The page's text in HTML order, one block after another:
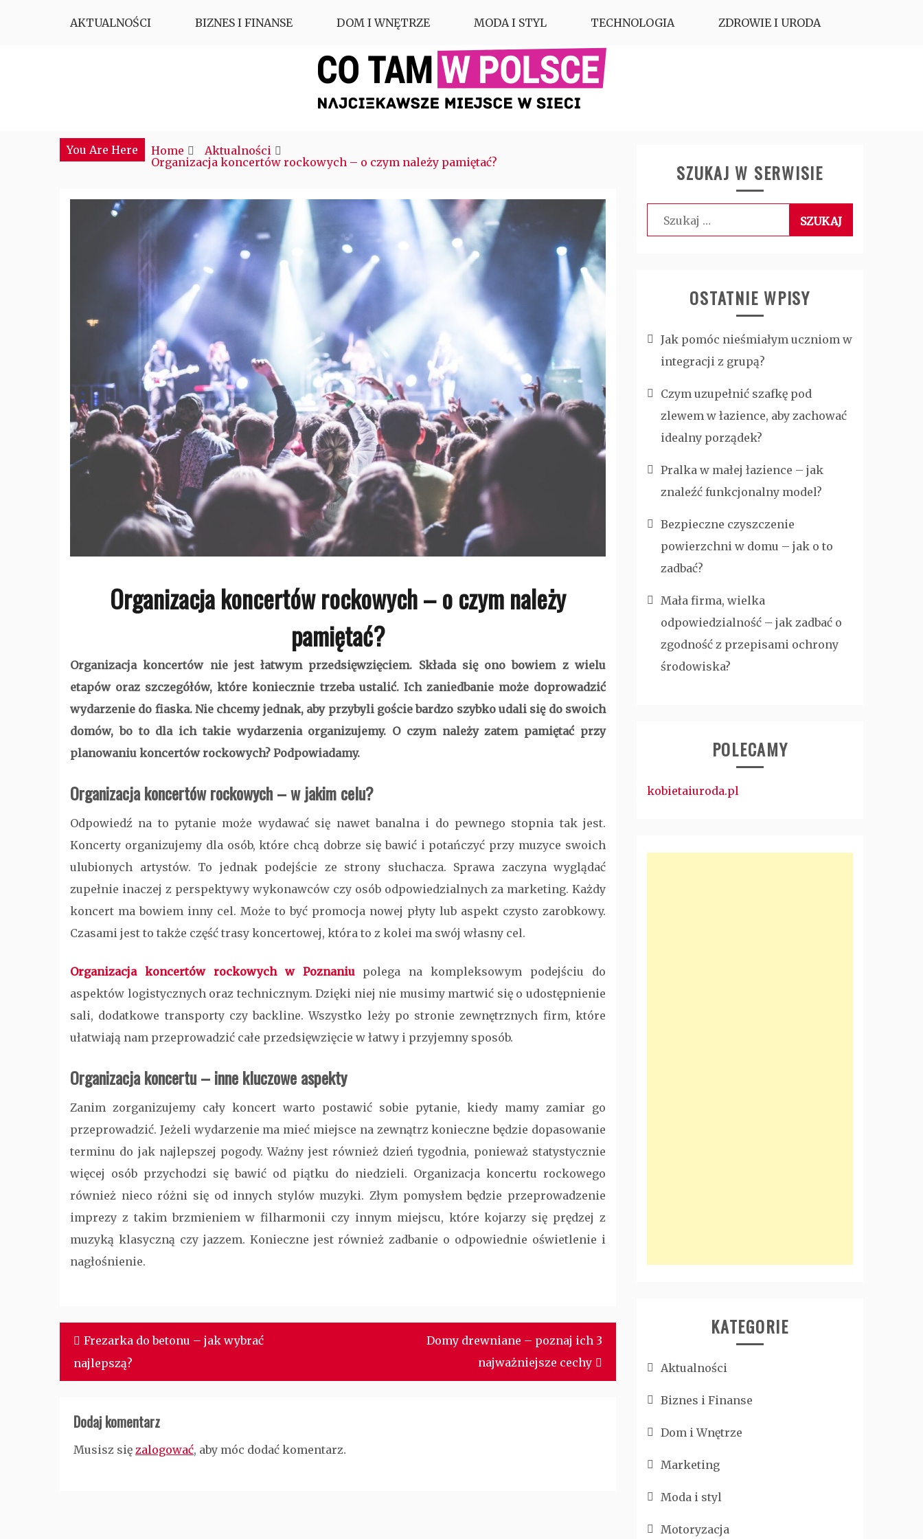
AKTUALNOŚCI BIZNES I FINANSE DOM I WNĘTRZE MODA I STYL TECHNOLOGIA ZDROWIE I URODA
CTM POLONIA
You Are Here
Home
Aktualności
Organizacja koncertów rockowych – o czym należy pamiętać?
Organizacja koncertów rockowych – o czym należy
pamiętać?
Organizacja koncertów nie jest łatwym przedsięwzięciem. Składa się ono bowiem z wielu
etapów oraz szczegółów, które koniecznie trzeba ustalić. Ich zaniedbanie może doprowadzić
wydarzenie do fiaska. Nie chcemy jednak, aby przybyli goście bardzo szybko udali się do swoich
domów, bo to dla ich takie wydarzenia organizujemy. O czym należy zatem pamiętać przy
planowaniu koncertów rockowych? Podpowiadamy.
Organizacja koncertów rockowych – w jakim celu?
Odpowiedź na to pytanie może wydawać się nawet banalna i do pewnego stopnia tak jest.
Koncerty organizujemy dla osób, które chcą dobrze się bawić i potańczyć przy muzyce swoich
ulubionych artystów. To jednak podejście ze strony słuchacza. Sprawa zaczyna wyglądać
zupełnie inaczej z perspektywy wykonawców czy osób odpowiedzialnych za marketing. Każdy
koncert ma bowiem inny cel. Może to być promocja nowej płyty lub aspekt czysto zarobkowy.
Czasami jest to także część trasy koncertowej, która to z kolei ma swój własny cel.
Organizacja koncertów rockowych w Poznaniupolega na kompleksowym podejściu do
aspektów logistycznych oraz technicznym. Dzięki niej nie musimy martwić się o udostępnienie
sali, dodatkowe transporty czy backline. Wszystko leży po stronie zewnętrznych firm, które
ułatwiają nam przeprowadzić całe przedsięwzięcie w łatwy i przyjemny sposób.
Organizacja koncertu – inne kluczowe aspekty
Zanim zorganizujemy cały koncert warto postawić sobie pytanie, kiedy mamy zamiar go
przeprowadzić. Jeżeli wydarzenie ma mieć miejsce na zewnątrz konieczne będzie dopasowanie
terminu do jak najlepszej pogody. Ważny jest również dzień tygodnia, ponieważ statystycznie
więcej osób przychodzi się bawić od piątku do niedzieli. Organizacja koncertu rockowego
również nieco różni się od innych stylów muzyki. Złym pomysłem będzie przeprowadzenie
imprezy z takim brzmieniem w filharmonii czy innym miejscu, które kojarzy się prędzej z
muzyką klasyczną czy jazzem. Konieczne jest również zadbanie o odpowiednie oświetlenie i
nagłośnienie.
Nawigacja
wpisu
Frezarka do betonu – jak wybrać
najlepszą?
Domy drewniane – poznaj ich 3
najważniejsze cechy
Dodaj komentarz
Musisz się zalogować, aby móc dodać komentarz.
SZUKAJ W SERWISIE
Szukaj:
OSTATNIE WPISY
Jak pomóc nieśmiałym uczniom w
integracji z grupą?
Czym uzupełnić szafkę pod
zlewem w łazience, aby zachować
idealny porządek?
Pralka w małej łazience – jak
znaleźć funkcjonalny model?
Bezpieczne czyszczenie
powierzchni w domu – jak o to
zadbać?
Mała firma, wielka
odpowiedzialność – jak zadbać o
zgodność z przepisami ochrony
środowiska?
POLECAMY
kobietaiuroda.pl
KATEGORIE
Aktualności
Biznes i Finanse
Dom i Wnętrze
Marketing
Moda i styl
Motoryzacja